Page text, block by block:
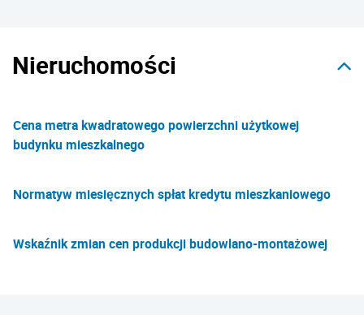
Nieruchomości
Cena metra kwadratowego powierzchni użytkowej
budynku mieszkalnego
Normatyw miesięcznych spłat kredytu mieszkaniowego
Wskaźnik zmian cen produkcji budowlano-montażowej